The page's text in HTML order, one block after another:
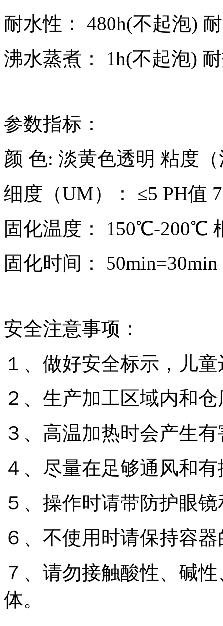
耐水性： 480h(不起泡)
沸水蒸煮： 1h(不起泡)
参数指标：
颜 色: 淡黄色透明 粘度
细度（UM）： ≤5 PH值
固化温度： 150℃-200℃
固化时间： 50min=30min
安全注意事项：
１、做好安全标示，儿
２、生产加工区域内和
３、高温加热时会产生
４、尽量在足够通风和
５、操作时请带防护眼
６、不使用时请保持容
７、请勿接触酸性、碱
体。